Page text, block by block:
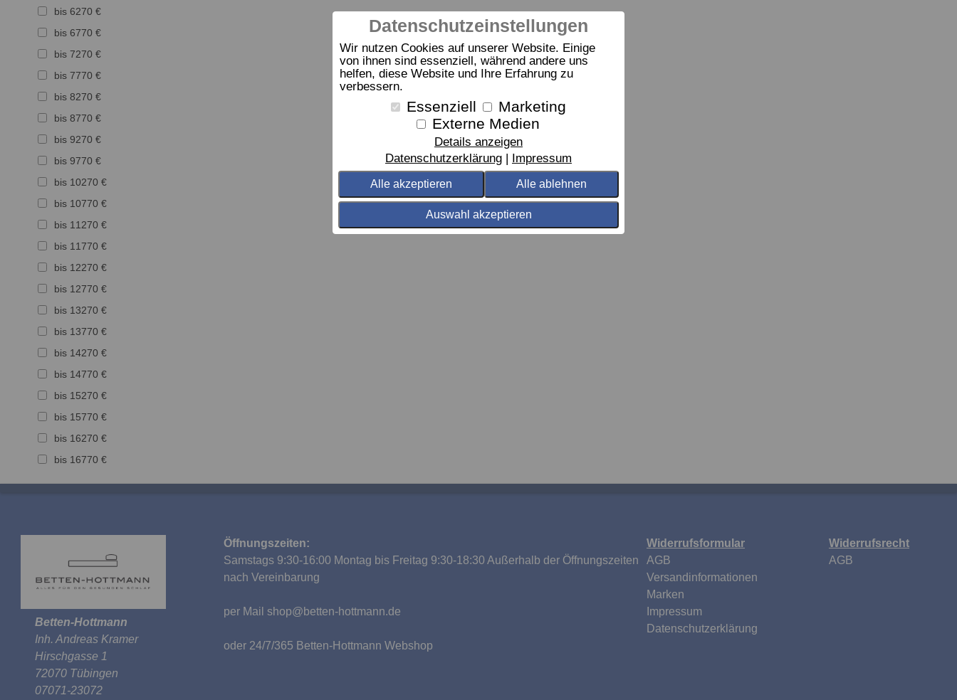
Datenschutzeinstellungen
Wir nutzen Cookies auf unserer Website. Einige
von ihnen sind essenziell, während andere uns
helfen, diese Website und Ihre Erfahrung zu
verbessern.
Essenziell
Marketing
Externe Medien
Details anzeigen
Datenschutzerklärung
Impressum
Alle akzeptieren Alle ablehnen
Auswahl akzeptieren
bis 6270 €
bis 6770 €
bis 7270 €
bis 7770 €
bis 8270 €
bis 8770 €
bis 9270 €
bis 9770 €
bis 10270 €
bis 10770 €
bis 11270 €
bis 11770 €
bis 12270 €
bis 12770 €
bis 13270 €
bis 13770 €
bis 14270 €
bis 14770 €
bis 15270 €
bis 15770 €
bis 16270 €
bis 16770 €
Betten-Hottmann
Inh. Andreas Kramer
Hirschgasse 1
72070 Tübingen
07071-23072
Öffnungszeiten:
Samstags 9:30-16:00 Montag bis Freitag 9:30-18:30 Außerhalb der Öffnungszeiten
nach Vereinbarung
per Mail shop@betten-hottmann.de
oder 24/7/365 Betten-Hottmann Webshop
Widerrufsformular
AGB
Versandinformationen
Marken
Impressum
Datenschutzerklärung
Widerrufsrecht
AGB